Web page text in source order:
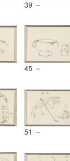
39 －
45 －
51 －